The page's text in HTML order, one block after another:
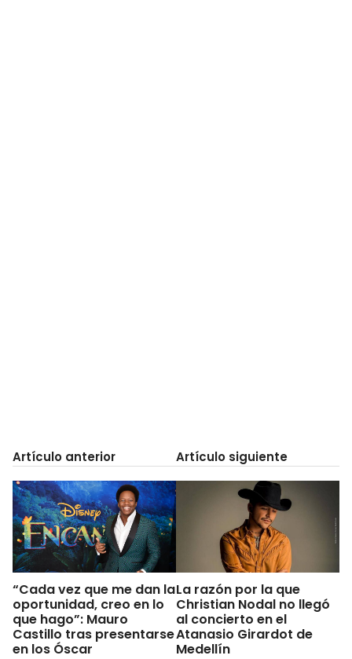
Artículo anterior
“Cada vez que me dan la
oportunidad, creo en lo
que hago”: Mauro
Castillo tras presentarse
en los Óscar
Artículo siguiente
La razón por la que
Christian Nodal no llegó
al concierto en el
Atanasio Girardot de
Medellín